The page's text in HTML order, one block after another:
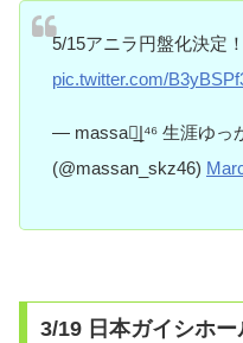
5/15アニラ円盤化決定！
pic.twitter.com/
— massa◢͟|⁴⁶ 生涯ゆっ
(@massan_skz46)
3/19 日本ガイシホ